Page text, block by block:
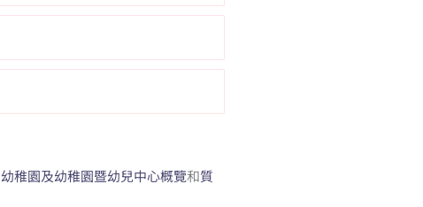
幼稚園及幼稚園暨幼兒中心概覽和質